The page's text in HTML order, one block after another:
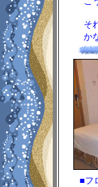
そ
か
■フ